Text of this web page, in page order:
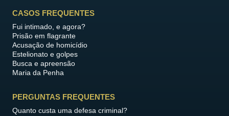
CASOS FREQUENTES
Fui intimado, e agora?
Prisão em flagrante
Acusação de homicídio
Estelionato e golpes
Busca e apreensão
Maria da Penha
PERGUNTAS FREQUENTES
Quanto custa uma defesa criminal?